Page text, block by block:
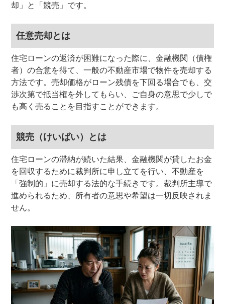
却」と「競売」です。
任意売却とは
住宅ローンの返済が困難になった際に、金融機関（債権
者）の合意を得て、一般の不動産市場で物件を売却する
方法です。売却価格がローン残債を下回る場合でも、交
渉次第で抵当権を外してもらい、ご自身の意思で少しで
も高く売ることを目指すことができます。
競売（けいばい）とは
住宅ローンの滞納が続いた結果、金融機関が貸したお金
を回収するために裁判所に申し立てを行い、不動産を
「強制的」に売却する法的な手続きです。裁判所主導で
進められるため、所有者の意思や希望は一切反映されま
せん。